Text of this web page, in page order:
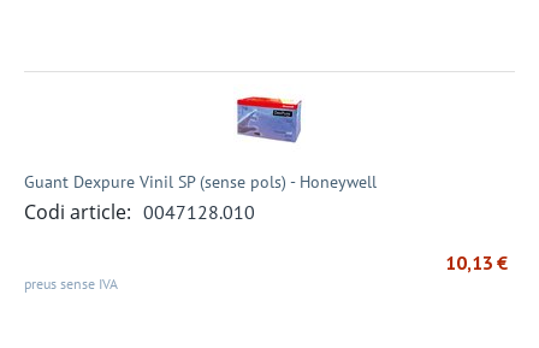
Guant Dexpure Vinil SP (sense pols) - Honeywell
Codi article: 0047128.010
10,13 €
preus sense IVA